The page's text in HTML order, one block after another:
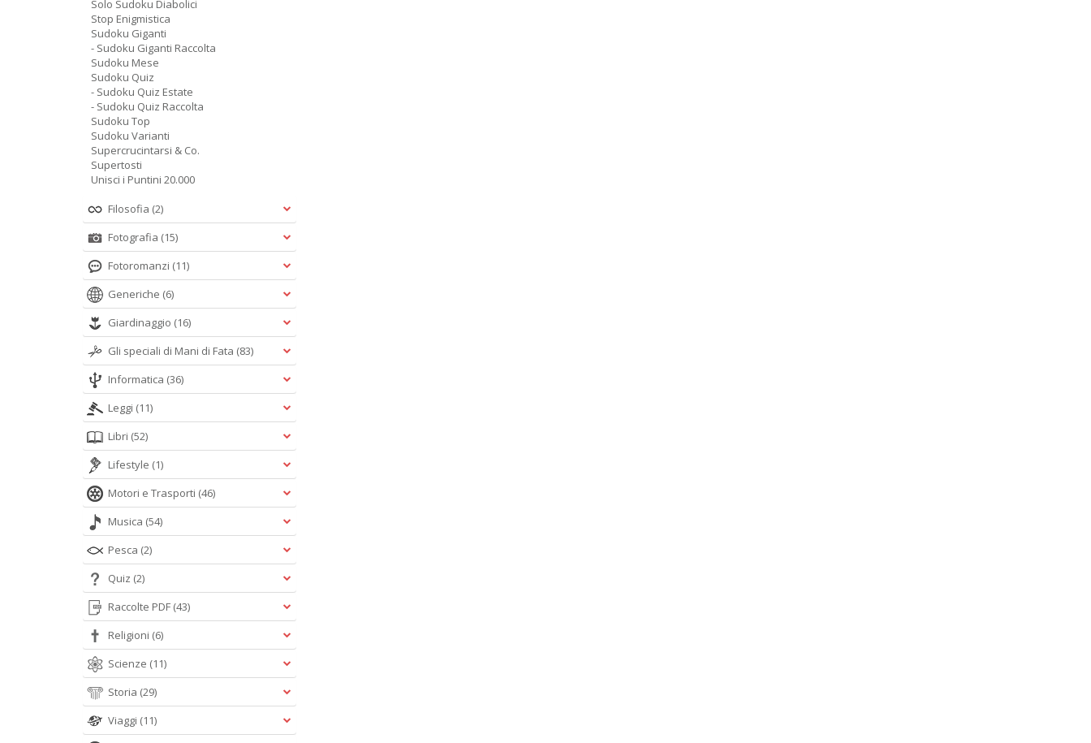
Solo Sudoku Diabolici
Stop Enigmistica
Sudoku Giganti
- Sudoku Giganti Raccolta
Sudoku Mese
Sudoku Quiz
- Sudoku Quiz Estate
- Sudoku Quiz Raccolta
Sudoku Top
Sudoku Varianti
Supercrucintarsi & Co.
Supertosti
Unisci i Puntini 20.000
Filosofia (2)
Fotografia (15)
Fotoromanzi (11)
Generiche (6)
Giardinaggio (16)
Gli speciali di Mani di Fata (83)
Informatica (36)
Leggi (11)
Libri (52)
Lifestyle (1)
Motori e Trasporti (46)
Musica (54)
Pesca (2)
Quiz (2)
Raccolte PDF (43)
Religioni (6)
Scienze (11)
Storia (29)
Viaggi (11)